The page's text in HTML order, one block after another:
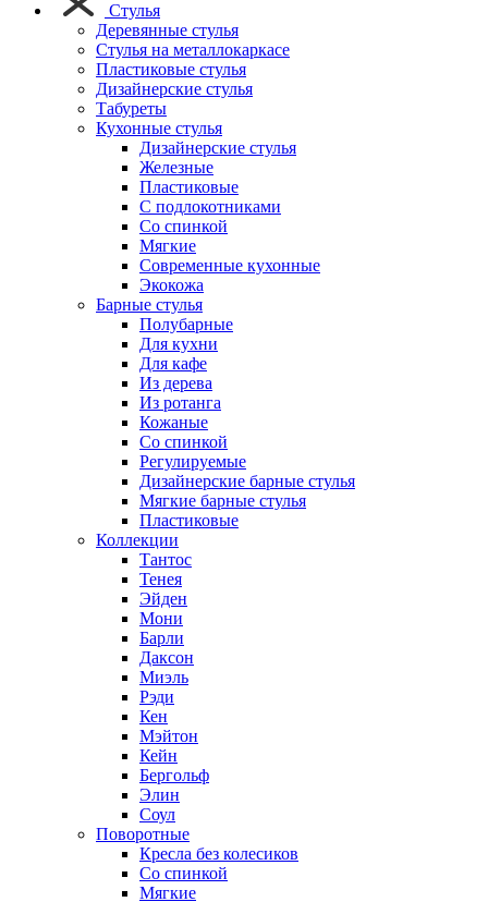
Стулья
Деревянные стулья
Стулья на металлокаркасе
Пластиковые стулья
Дизайнерские стулья
Табуреты
Кухонные стулья
Дизайнерские стулья
Железные
Пластиковые
С подлокотниками
Со спинкой
Мягкие
Современные кухонные
Экокожа
Барные стулья
Полубарные
Для кухни
Для кафе
Из дерева
Из ротанга
Кожаные
Со спинкой
Регулируемые
Дизайнерские барные стулья
Мягкие барные стулья
Пластиковые
Коллекции
Тантос
Тенея
Эйден
Мони
Барли
Даксон
Миэль
Рэди
Кен
Мэйтон
Кейн
Бергольф
Элин
Соул
Поворотные
Кресла без колесиков
Со спинкой
Мягкие